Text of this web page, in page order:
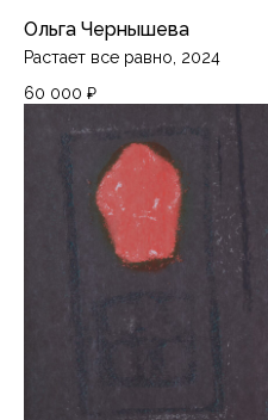
Ольга Чернышева
Растает все равно, 2024
60 000 ₽